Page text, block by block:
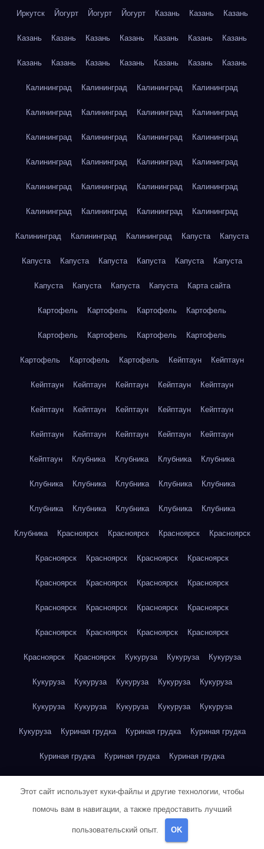
Иркутск Йогурт Йогурт Йогурт Казань Казань Казань
Казань Казань Казань Казань Казань Казань Казань
Казань Казань Казань Казань Казань Казань Казань
Калининград Калининград Калининград Калининград
Калининград Калининград Калининград Калининград
Калининград Калининград Калининград Калининград
Калининград Калининград Калининград Калининград
Калининград Калининград Калининград Калининград
Калининград Калининград Калининград Калининград
Калининград Калининград Калининград Капуста Капуста
Капуста Капуста Капуста Капуста Капуста Капуста
Капуста Капуста Капуста Капуста Карта сайта
Картофель Картофель Картофель Картофель
Картофель Картофель Картофель Картофель
Картофель Картофель Картофель Кейптаун Кейптаун
Кейптаун Кейптаун Кейптаун Кейптаун Кейптаун
Кейптаун Кейптаун Кейптаун Кейптаун Кейптаун
Кейптаун Кейптаун Кейптаун Кейптаун Кейптаун
Кейптаун Клубника Клубника Клубника Клубника
Клубника Клубника Клубника Клубника Клубника
Клубника Клубника Клубника Клубника Клубника
Клубника Красноярск Красноярск Красноярск Красноярск
Красноярск Красноярск Красноярск Красноярск
Красноярск Красноярск Красноярск Красноярск
Красноярск Красноярск Красноярск Красноярск
Красноярск Красноярск Красноярск Красноярск
Красноярск Красноярск Кукуруза Кукуруза Кукуруза
Кукуруза Кукуруза Кукуруза Кукуруза Кукуруза
Кукуруза Кукуруза Кукуруза Кукуруза Кукуруза
Кукуруза Куриная грудка Куриная грудка Куриная грудка
Куриная грудка Куриная грудка Куриная грудка
Куриная грудка Куриная грудка Куриная грудка
Куриная грудка Куриная грудка Куриная грудка
Этот сайт использует куки-файлы и другие технологии, чтобы
помочь вам в навигации, а также предоставить лучший
пользовательский опыт. OK